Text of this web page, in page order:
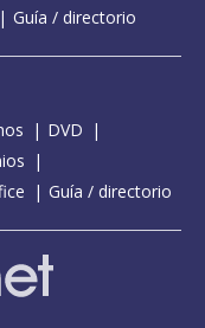
Guía / directorio
DVD
Guía / directorio